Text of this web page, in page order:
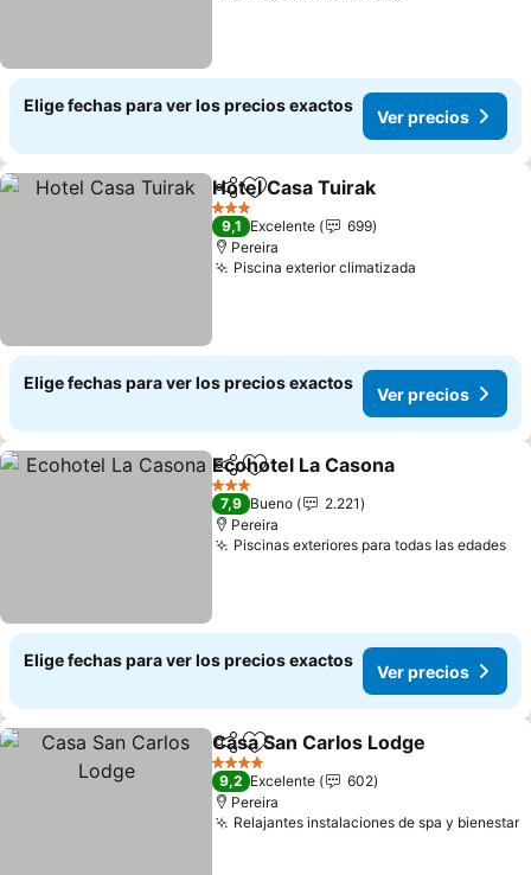
Elige fechas para ver los precios exactos
Ver precios
CompartirAgregar a favoritos
Hotel Casa Tuirak
3 Estrellas
9,1 Excelente
699
Pereira
Piscina exterior climatizada
Elige fechas para ver los precios exactos
Ver precios
CompartirAgregar a favoritos
Ecohotel La Casona
3 Estrellas
7,9 Bueno
2.221
Pereira
Piscinas exteriores para todas las edades
Elige fechas para ver los precios exactos
Ver precios
CompartirAgregar a favoritos
Casa San Carlos Lodge
4 Estrellas
9,2 Excelente
602
Pereira
Relajantes instalaciones de spa y bienestar